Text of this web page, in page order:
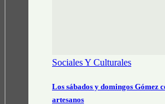
Sociales Y Culturales
Los sábados y domingos Gómez
artesanos